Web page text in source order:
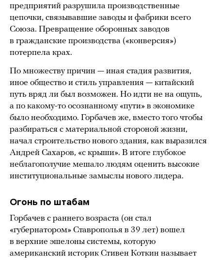
предприятий разрушила производственные
цепочки, связывавшие заводы и фабрики всего
Союза. Превращение оборонных заводов
в гражданские производства («конверсия»)
потерпела крах.
По множеству причин — иная стадия развития,
иное общество и стиль управления — китайский
путь вряд ли был возможен. Но идти не на ощупь,
а по какому-то осознанному «пути» в экономике
было необходимо. Горбачев же, вместо того чтобы
разбираться с материальной стороной жизни,
начал строительство нового здания, как выразился
Андрей Сахаров, «с крыши». В итоге глубокое
неблагополучие мешало людям оценить высокие
институциональные замыслы нового лидера.
Огонь по штабам
Горбачев с раннего возраста (он стал
«губернатором» Ставрополья в 39 лет) вошел
в верхние эшелоны системы, которую
американский историк Стивен Коткин называет